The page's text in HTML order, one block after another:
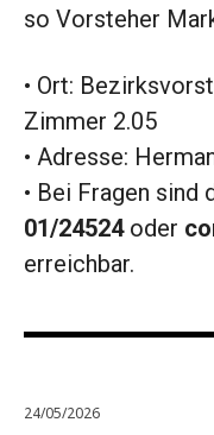
so Vorsteher
• Ort:
Zimmer 2.05
• Adresse:
• Bei Fragen sind
01/24524oder
erreichbar.
24/05/2026